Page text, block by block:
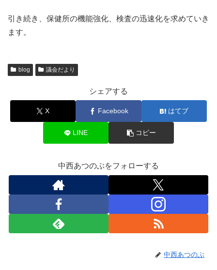
引き続き、保健所の機能強化、検査の迅速化を求めていき
ます。
blog 議会だより
シェアする
X Facebook はてブ
LINE コピー
中西あつのぶをフォローする
中西あつのぶ